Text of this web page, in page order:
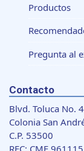
información
web, quienes
que les haya
Productos
Pregunta al
Contacto
Blvd. Toluca No.
Colonia San
C.P. 53500
RFC: CME